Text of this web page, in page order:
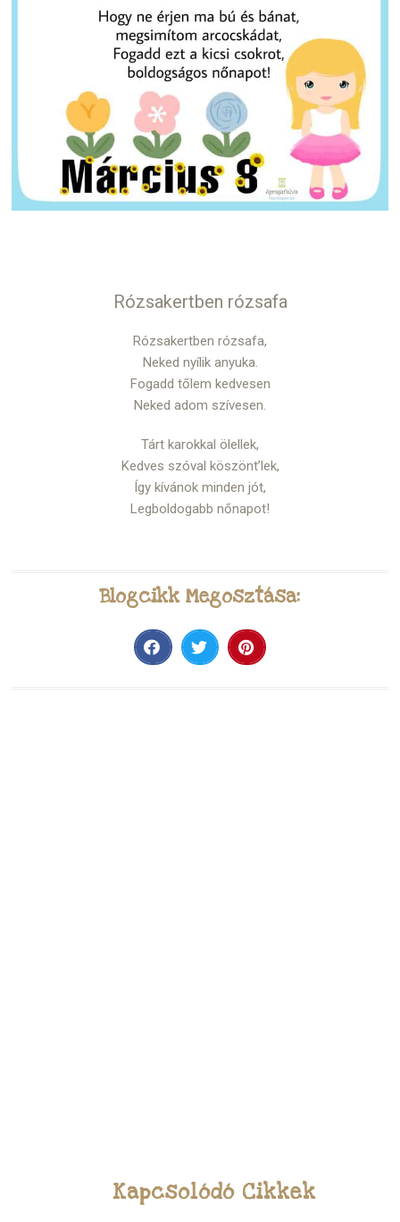
Rózsakertben rózsafa
Rózsakertben rózsafa,
Neked nyílik anyuka.
Fogadd tőlem kedvesen
Neked adom szívesen.
Tárt karokkal ölellek,
Kedves szóval köszönt’lek,
Így kívánok minden jót,
Legboldogabb nőnapot!
Blogcikk Megosztása:
Kapcsolódó Cikkek